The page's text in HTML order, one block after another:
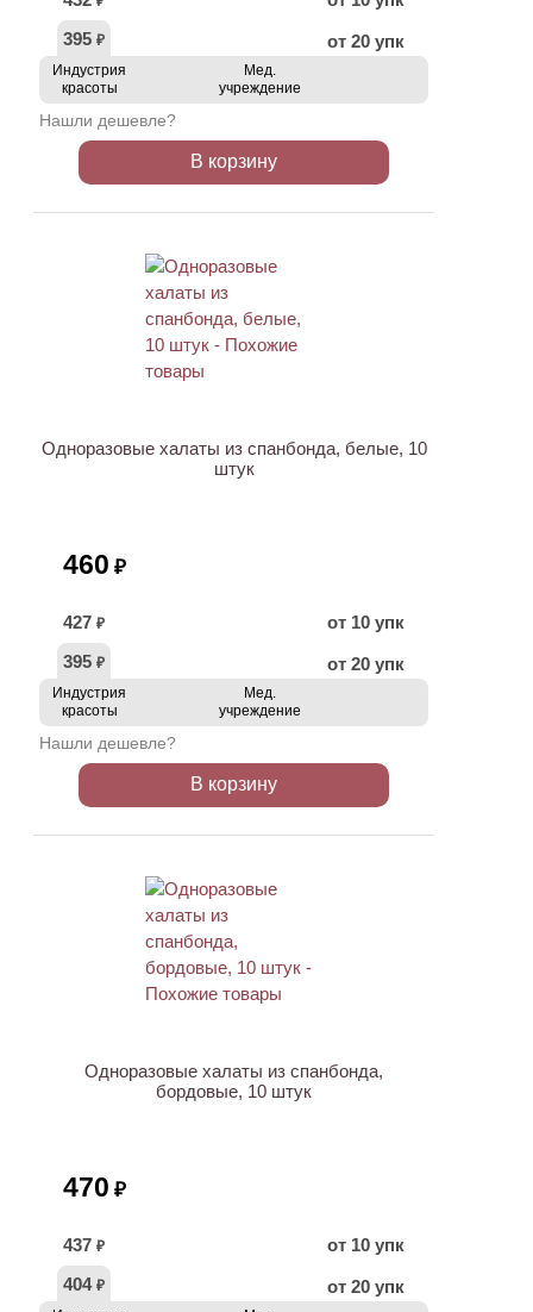
395 ₽ от 20 упк
Индустрия
красоты
Мед.
учреждение
Нашли дешевле?
В корзину
Одноразовые халаты из спанбонда, белые, 10
штук
460 ₽
427 ₽
от 10 упк
395 ₽ от 20 упк
Индустрия
красоты
Мед.
учреждение
Нашли дешевле?
В корзину
Одноразовые халаты из спанбонда,
бордовые, 10 штук
470 ₽
437 ₽
от 10 упк
404 ₽ от 20 упк